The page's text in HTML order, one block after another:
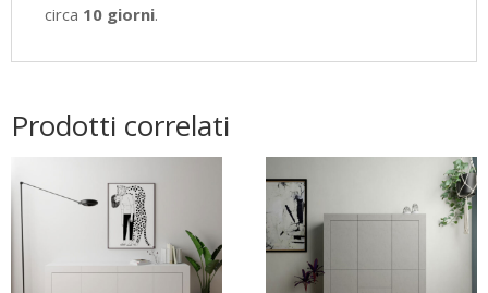
circa 10 giorni.
Prodotti correlati